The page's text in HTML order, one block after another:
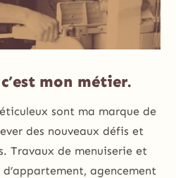
mon métier.
sont ma marque de
des nouveaux défis et
Travaux de menuiserie et
agencement